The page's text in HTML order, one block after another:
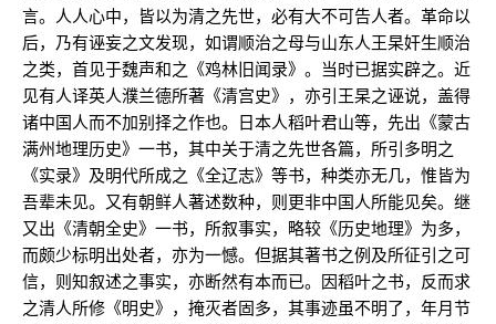
言。人人心中，皆以为清之先世，必有大不可告人者。革命以
后，乃有诬妄之文发现，如谓顺治之母与山东人王杲奸生顺治
之类，首见于魏声和之《鸡林旧闻录》。当时已据实辟之。近
见有人译英人濮兰德所著《清宫史》，亦引王杲之诬说，盖得
诸中国人而不加别择之作也。日本人稻叶君山等，先出《蒙古
满州地理历史》一书，其中关于清之先世各篇，所引多明之
《实录》及明代所成之《全辽志》等书，种类亦无几，惟皆为
吾辈未见。又有朝鲜人著述数种，则更非中国人所能见矣。继
又出《清朝全史》一书，所叙事实，略较《历史地理》为多，
而颇少标明出处者，亦为一憾。但据其著书之例及所征引之可
信，则知叙述之事实，亦断然有本而已。因稻叶之书，反而求
之清人所修《明史》，掩灭者固多，其事迹虽不明了，年月节